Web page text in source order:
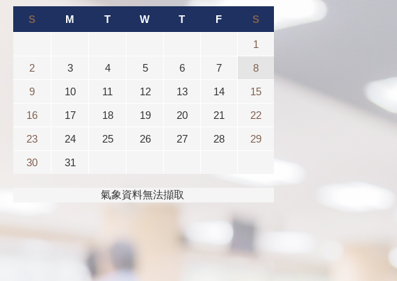
S M T W T F S
1
2
3 4 5 6 7
8
9
10 11 12 13 14
15
16
17 18 19 20 21
22
23
24 25 26 27 28
29
30
31
氣象資料無法擷取